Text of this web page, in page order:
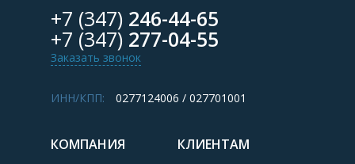
+7 (347) 246-44-65
+7 (347) 277-04-55
Заказать звонок
ИНН/КПП: 0277124006 / 027701001
КОМПАНИЯ КЛИЕНТАМ